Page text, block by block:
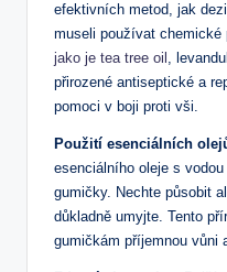
efektivních metod, jak
museli používat chemické
jako je tea tree oil ,
přirozené antiseptické a
pomoci v boji proti vši.
Použití esenciálních
esenciálního oleje s
gumičky. Nechte působit
důkladně umyjte. Tento
gumičkám příjemnou vůni